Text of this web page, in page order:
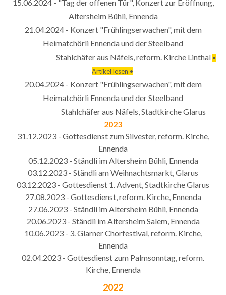
15.06.2024 - "Tag der offenen Tür", Konzert zur Eröffnung,
Altersheim Bühli, Ennenda
21.04.2024 - Konzert "Frühlingserwachen", mit dem
Heimatchörli Ennenda und der Steelband
Stahlchäfer aus Näfels, reform. Kirche Linthal •
Artikel lesen •
20.04.2024 - Konzert "Frühlingserwachen", mit dem
Heimatchörli Ennenda und der Steelband
Stahlchäfer aus Näfels, Stadtkirche Glarus
2023
31.12.2023 - Gottesdienst zum Silvester, reform. Kirche,
Ennenda
05.12.2023 - Ständli im Altersheim Bühli, Ennenda
03.12.2023 - Ständli am Weihnachtsmarkt, Glarus
03.12.2023 - Gottesdienst 1. Advent, Stadtkirche Glarus
27.08.2023 - Gottesdienst, reform. Kirche, Ennenda
27.06.2023 - Ständli im Altersheim Bühli, Ennenda
20.06.2023 - Ständli im Altersheim Salem, Ennenda
10.06.2023 - 3. Glarner Chorfestival, reform. Kirche,
Ennenda
02.04.2023 - Gottesdienst zum Palmsonntag, reform.
Kirche, Ennenda
2022